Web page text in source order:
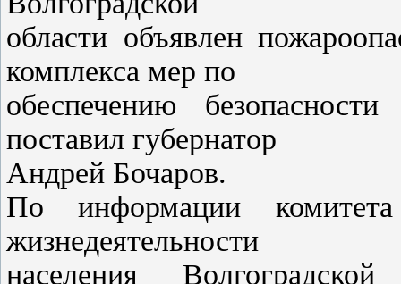
области объявлен
комплекса мер по
обеспечению
поставил губернатор
Андрей Бочаров.
По информации
жизнедеятельности
населения